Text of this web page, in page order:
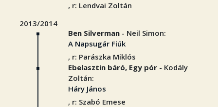
, r: Lendvai Zoltán
2013/2014
Ben Silverman - Neil Simon:
A Napsugár Fiúk
, r: Parászka Miklós
Ebelasztin báró, Egy pór - Kodály
Zoltán:
Háry János
, r: Szabó Emese